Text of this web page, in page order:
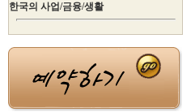
한국의 사업/금융/생활